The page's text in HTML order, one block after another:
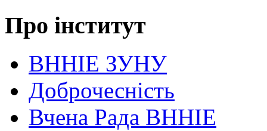
Про інститут
ВННІЕ ЗУНУ
Доброчесність
Вчена Рада ВННІЕ